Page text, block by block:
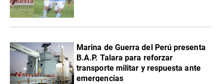
Marina de Guerra del Perú presenta
B.A.P. Talara para reforzar
transporte militar y respuesta ante
emergencias